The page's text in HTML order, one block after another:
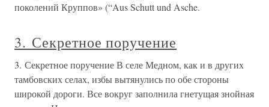
поколений Круппов» (“Aus Schutt und Asche.
3. Секретное поручение
3. Секретное поручение В селе Медном, как и в других
тамбовских селах, избы вытянулись по обе стороны
широкой дороги. Все вокруг заполнила гнетущая знойная